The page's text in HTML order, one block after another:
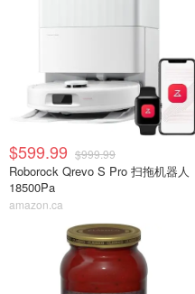
$599.99 $999.99
Roborock Qrevo S Pro 扫拖机器人
18500Pa
amazon.ca